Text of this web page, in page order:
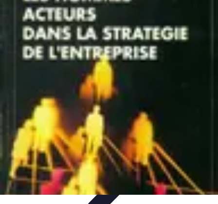
Tout sur le Padel
Entraînement et TechniquesTechniques et
Stratégies ÉquipementTendancesÉquipement et Terrain
Tout sur le Padel